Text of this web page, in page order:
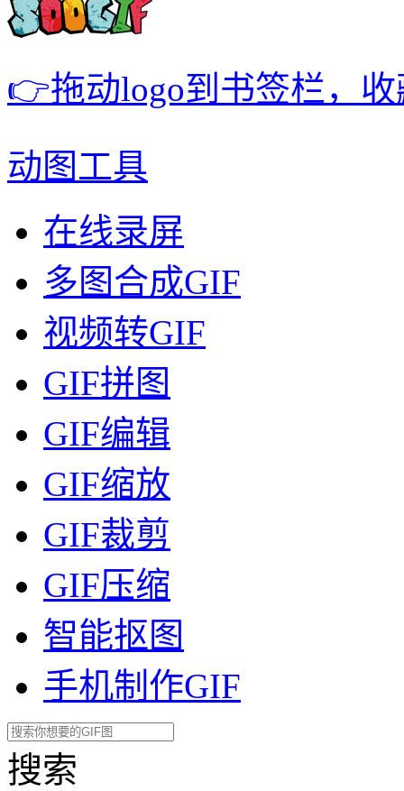
👉拖动logo到书签栏，
动图工具
在线录屏
多图合成GIF
视频转GIF
GIF拼图
GIF编辑
GIF缩放
GIF裁剪
GIF压缩
智能抠图
手机制作GIF
搜索